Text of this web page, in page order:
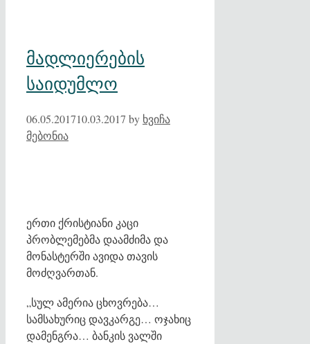
მადლიერების
საიდუმლო
06.05.201710.03.2017 by ხვიჩა
მებონია
ერთი ქრისტიანი კაცი
პრობლემებმა დაამძიმა და
მონასტერში ავიდა თავის
მოძღვართან.
„სულ ამერია ცხოვრება…
სამსახურიც დავკარგე… ოჯახიც
დამენგრა… ბანკის ვალში